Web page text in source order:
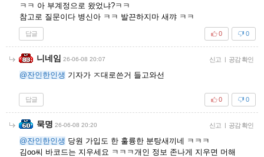
ㅋㅋ 아 부계정으로 왔었냐?ㅋㅋ
참고로 질문이다 병신아 ㅋㅋ 발끈하지마 새꺄 ㅋㅋ
답글 0
0
니네임 26-06-08 20:07 신고 | 공감 확인
@잔인한인생 기자가 ㅈ대로쓴거 들고와선
답글 0
0
묵명 26-06-08 20:20 신고 | 공감 확인
@잔인한인생 당원 가입도 한 훌륭한 분탕새끼네 ㅋㅋㅋ
김oo씨 바코드는 지우세요 ㅋㅋㅋ개인 정보 존나게 지우면 머해